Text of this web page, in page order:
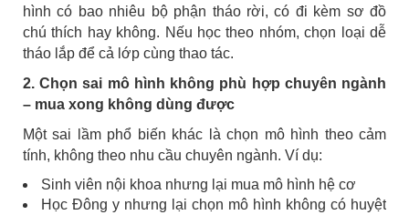
hình có bao nhiêu bộ phận tháo rời, có đi kèm sơ đồ
chú thích hay không. Nếu học theo nhóm, chọn loại dễ
tháo lắp để cả lớp cùng thao tác.
2. Chọn sai mô hình không phù hợp chuyên ngành
– mua xong không dùng được
Một sai lầm phổ biến khác là chọn mô hình theo cảm
tính, không theo nhu cầu chuyên ngành. Ví dụ:
Sinh viên nội khoa nhưng lại mua mô hình hệ cơ
Học Đông y nhưng lại chọn mô hình không có huyệt